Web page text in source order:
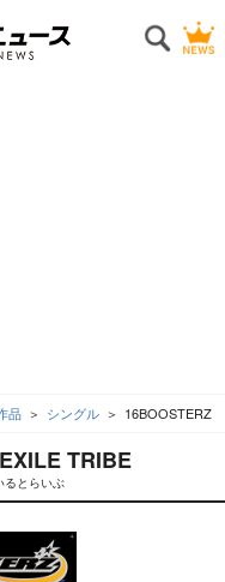
品 シングル 16BOOSTERZ
TRIBE
るとらいぶ